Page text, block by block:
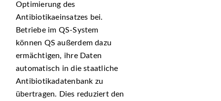
Optimierung des
Antibiotikaeinsatzes bei.
Betriebe im QS-System
können QS außerdem dazu
ermächtigen, ihre Daten
automatisch in die staatliche
Antibiotikadatenbank zu
übertragen. Dies reduziert den